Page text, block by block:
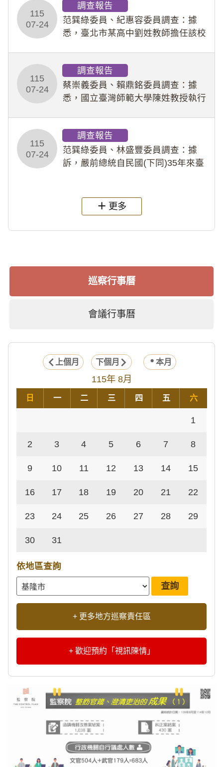
教羽球隊學生等行為，歷經該校校園
事件處理會議（下
115
07-24
調查報告
范巽綠委員、紀惠容委員調查：據
悉，臺北市某高中劉姓教師擔任該校
行拍攝特定樣態性影像並以手機傳送
劉師。該生因畏懼成
115
07-24
調查報告
蔡崇義委員、賴鼎銘委員調查：據
悉，國立臺灣師範大學陳姓教授執行
術倫理等情案調查報告。(115教調
31)
115
07-24
調查報告
范巽綠委員、林盛豐委員調查：據
訴，嚴前總統自民國(下同)35年來臺
過世後，總統府於89年間函請其家屬
繼續留住
更多
巡察行事曆
會議行事曆
上個月 下個月 本月
115年 8月
日 一 二 三 四 五 六
1
2 3 4 5 6 7 8
9 10 11 12 13 14 15
16 17 18 19 20 21 22
23 24 25 26 27 28 29
30 31
依地區查詢
+ 更多地方巡察責任區
+ 歡迎預約「視訊陳情」